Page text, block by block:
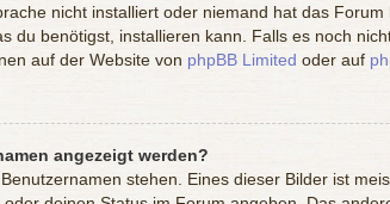
nicht installiert oder niemand hat das
du benötigst, installieren kann. Falls es noch
auf der Website von phpBB Limited oder auf
angezeigt werden?
stehen. Eines dieser Bilder ist